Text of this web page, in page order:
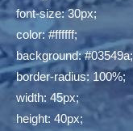
font-size: 30px;
color: #ffffff;
background: #03549a;
border-radius: 100%;
width: 45px;
height: 40px;